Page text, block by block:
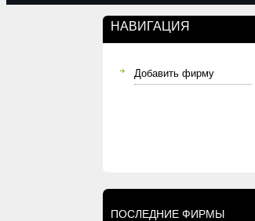
НАВИГАЦИЯ
Добавить фирму
ПОСЛЕДНИЕ ФИРМЫ